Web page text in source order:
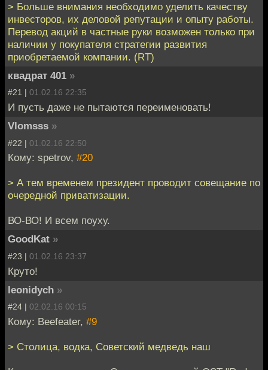
> Больше внимания необходимо уделить качеству
инвесторов, их деловой репутации и опыту работы.
Перевод акций в частные руки возможен только при
наличии у покупателя стратегии развития
приобретаемой компании. (RT)
квадрат 401 »
#21 | 01.02.16 22:35
И пусть даже не пытаются переименовать!
Vlomsss »
#22 | 01.02.16 22:50
Кому: spetrov, #20
> А тем временем президент проводит совещание по
очередной приватизации.
ВО-ВО! И всем поуху.
GoodKat »
#23 | 01.02.16 23:37
Круто!
leonidych »
#24 | 02.02.16 00:15
Кому: Beefeater, #9
> Столица, водка, Советский медведь наш